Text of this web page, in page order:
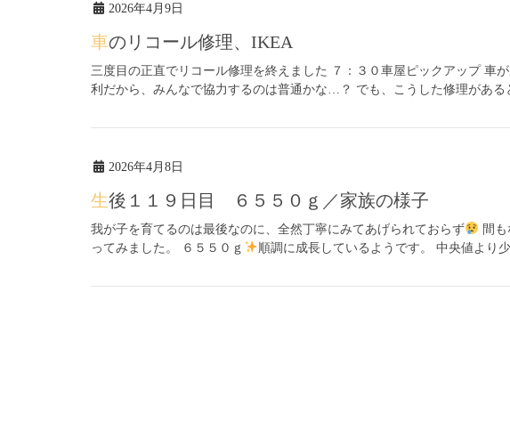
2026年4月9日
車のリコール修理、IKEA
三度目の正直でリコール修理を終えました ７：３０車屋ピックアップ 車
利だから、みんなで協力するのは普通かな…？ でも、こうした修理があ
2026年4月8日
生後１１９日目 ６５５０ｇ／家族の様子
我が子を育てるのは最後なのに、全然丁寧にみてあげられておらず
間
ってみました。 ６５５０ｇ
順調に成長しているようです。 中央値より